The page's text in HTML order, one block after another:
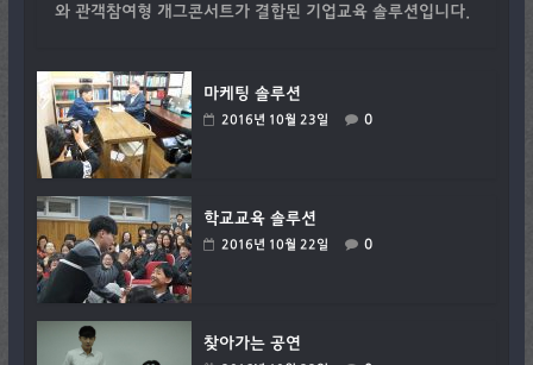
와 관객참여형 개그콘서트가 결합된 기업교육 솔루션입니다.
마케팅 솔루션
2016년 10월 23일 0
학교교육 솔루션
2016년 10월 22일 0
찾아가는 공연